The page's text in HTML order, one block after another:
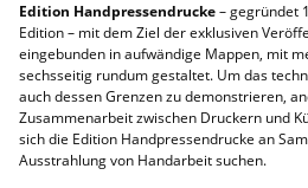
Edition Handpressendrucke– gegründet
Edition – mit dem Ziel der exklusiven
eingebunden in aufwändige Mappen, mit
sechsseitig rundum gestaltet. Um das
auch dessen Grenzen zu demonstrieren,
Zusammenarbeit zwischen Druckern und
sich die Edition Handpressendrucke an
Ausstrahlung von Handarbeit suchen.